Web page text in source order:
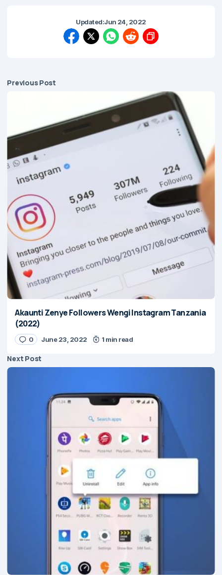
Updated:Jun 24, 2022
Previous Post
Akaunti Zenye Followers Wengi Instagram Tanzania
(2022)
0 June 23, 2022 1 min read
Next Post